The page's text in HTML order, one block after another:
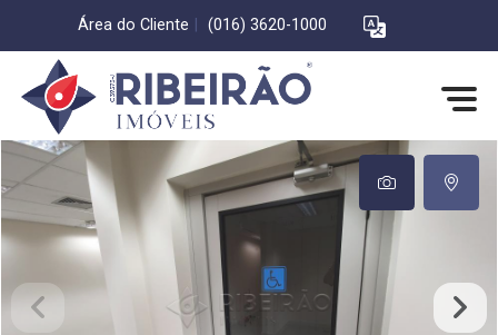
Área do Cliente (016) 3620-1000